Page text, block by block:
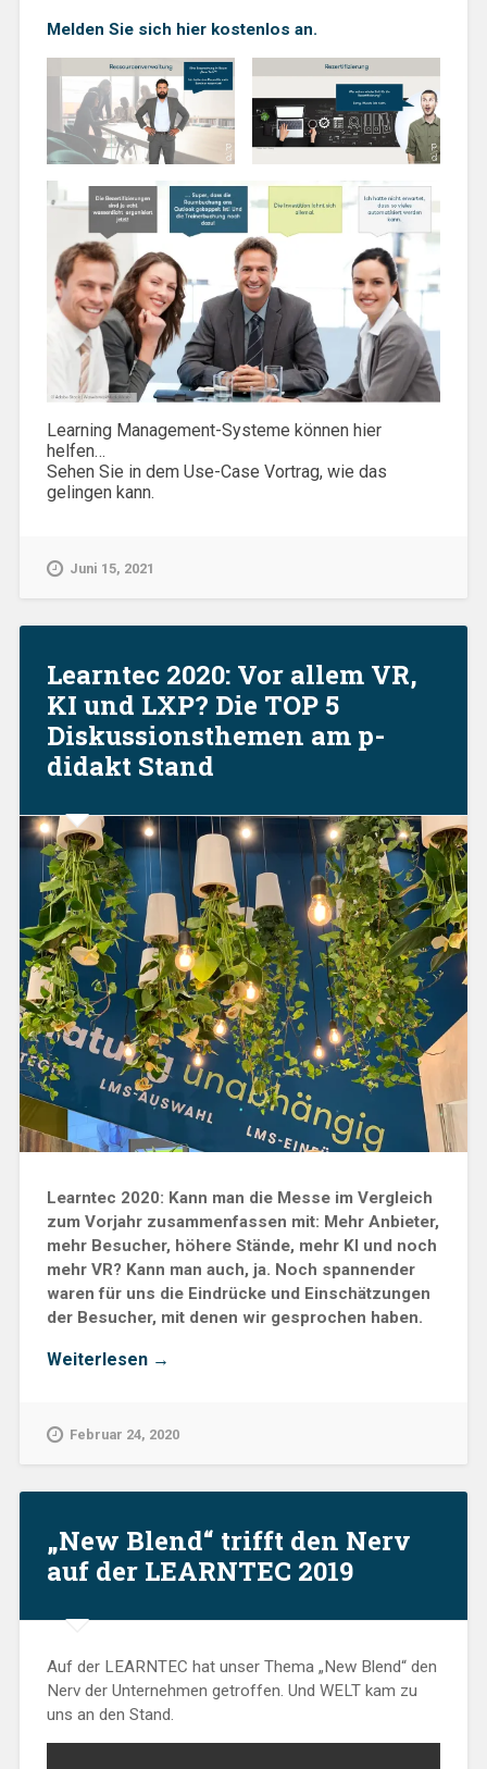
Melden Sie sich hier kostenlos an.
Learning Management-Systeme können hier
helfen…
Sehen Sie in dem Use-Case Vortrag, wie das
gelingen kann.
Juni 15, 2021
Learntec 2020: Vor allem VR,
KI und LXP? Die TOP 5
Diskussionsthemen am p-
didakt Stand
Learntec 2020: Kann man die Messe im Vergleich
zum Vorjahr zusammenfassen mit: Mehr Anbieter,
mehr Besucher, höhere Stände, mehr KI und noch
mehr VR? Kann man auch, ja. Noch spannender
waren für uns die Eindrücke und Einschätzungen
der Besucher, mit denen wir gesprochen haben.
Weiterlesen „Learntec
VR,
TOP
5
Diskussionsthemen
p-
Stand“
→
Februar 24, 2020
„New Blend“ trifft den Nerv
auf der LEARNTEC 2019
Auf der LEARNTEC hat unser Thema „New Blend“ den
Nerv der Unternehmen getroffen. Und WELT kam zu
uns an den Stand.